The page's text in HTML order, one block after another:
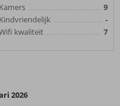
Kamers
9
Kindvriendelijk
-
kwaliteit
7
2026